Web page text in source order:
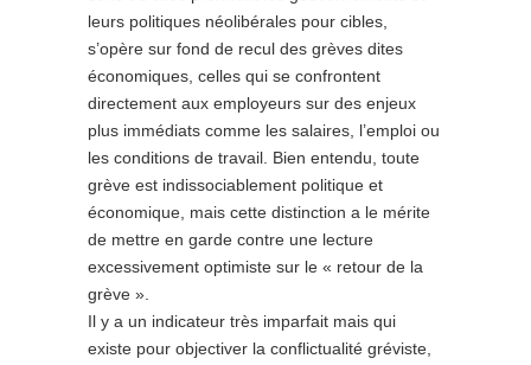
leurs politiques néolibérales pour cibles,
s’opère sur fond de recul des grèves dites
économiques, celles qui se confrontent
directement aux employeurs sur des enjeux
plus immédiats comme les salaires, l’emploi ou
les conditions de travail. Bien entendu, toute
grève est indissociablement politique et
économique, mais cette distinction a le mérite
de mettre en garde contre une lecture
excessivement optimiste sur le « retour de la
grève ».
Il y a un indicateur très imparfait mais qui
existe pour objectiver la conflictualité gréviste,